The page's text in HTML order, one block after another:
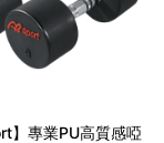
】專業PU高質感啞